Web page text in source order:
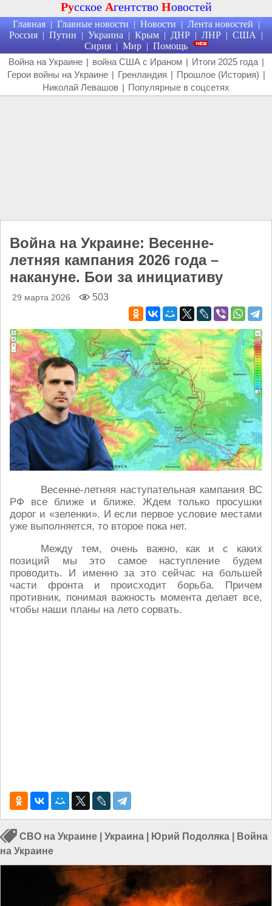
Русское Агентство Новостей
Главная | Главные новости | Новости | Лента новостей |
Россия | Путин | Украина | Крым | ДНР | ЛНР | США |
Сирия | Мир | Помощь
Война на Украине | война США с Ираном | Итоги 2025 года |
Герои войны на Украине | Гренландия | Прошлое (История) |
Николай Левашов | Популярные в соцсетях
Война на Украине: Весенне-
летняя кампания 2026 года –
накануне. Бои за инициативу
29 марта 2026 503
Весенне-летняя наступательная кампания ВС
РФ все ближе и ближе. Ждем только просушки
дорог и «зеленки». И если первое условие местами
уже выполняется, то второе пока нет.
Между тем, очень важно, как и с каких
позиций мы это самое наступление будем
проводить. И именно за это сейчас на большей
части фронта и происходит борьба. Причем
противник, понимая важность момента делает все,
чтобы наши планы на лето сорвать.
СВО на Украине Украина Юрий Подоляка
Война
на Украине